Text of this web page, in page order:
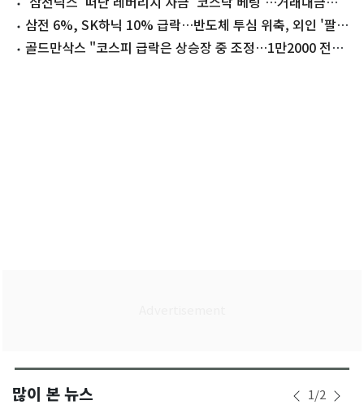
55% 증가
삼전 6%, SK하닉 10% 급락…반도체 투심 위축, 외인 '팔
자'[핫종목](종합)
골드만삭스 "코스피 급락은 상승장 중 조정…1만2000 전망
많이 본 뉴스 1/2